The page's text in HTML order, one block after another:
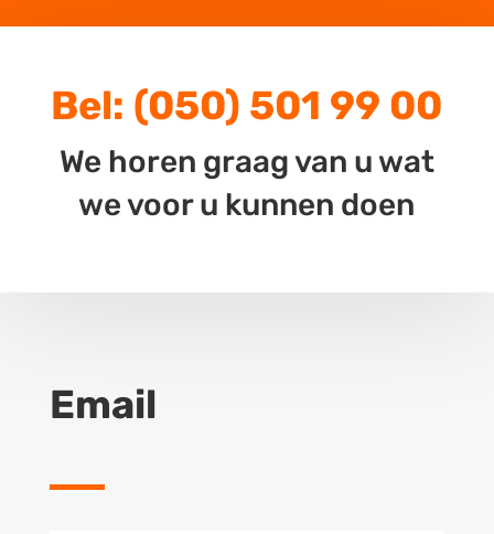
Bel: (050) 501 99 00
We horen graag van u wat
we voor u kunnen doen
Email